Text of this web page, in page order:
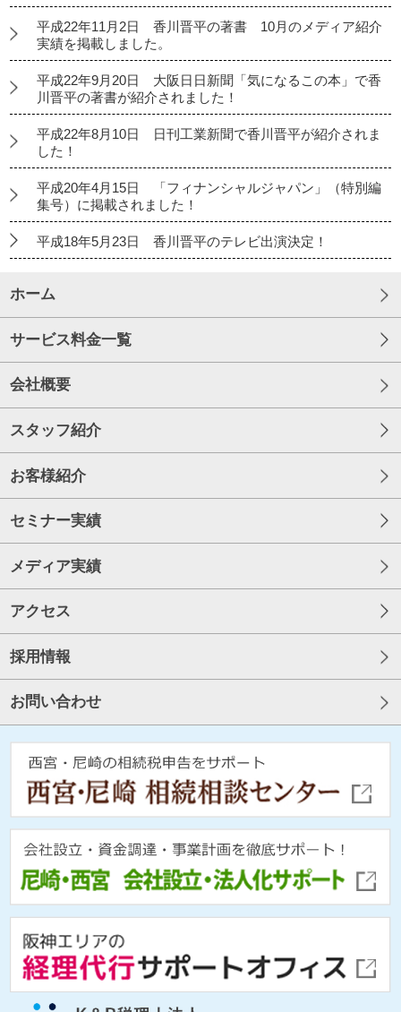
平成22年11月2日 香川晋平の著書 10月のメディア紹介
実績を掲載しました。
平成22年9月20日 大阪日日新聞「気になるこの本」で香
川晋平の著書が紹介されました！
平成22年8月10日 日刊工業新聞で香川晋平が紹介されま
した！
平成20年4月15日 「フィナンシャルジャパン」（特別編
集号）に掲載されました！
平成18年5月23日 香川晋平のテレビ出演決定！
ホーム
サービス料金一覧
会社概要
スタッフ紹介
お客様紹介
セミナー実績
メディア実績
アクセス
採用情報
お問い合わせ